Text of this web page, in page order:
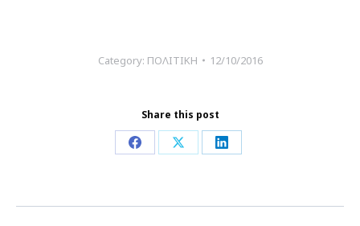
Category: ΠΟΛΙΤΙΚΗ 12/10/2016
Share this post
Share
Facebook
Share
X
Share
LinkedIn